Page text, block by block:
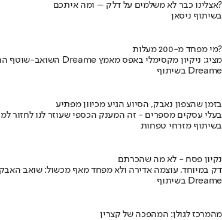
אצלינו כבר לא משלמים על דלק – ומה איתכם?
בשיתוף ניסאן
מי מפחד מ-200 מעלות?
השואב-שוטף החדש של Dreame מציג: ניקיון מקסימלי באפס מאמץ
בשיתוף Dreame
בזמן שהצפון נאבק, הסיוע הגיע מכיוון מפתיע
בעלי עסקים מספרים - זה המענק הכספי שעוזר לנו לחזור
בשיתוף מזרחי טפחות
נקיון פסח - לא מה שהכרתם
דק במיוחד, עוצמה אדירה ולא מפחד מאף מכשול: שואב
בשיתוף Dreame
מהמרכז לגולן: המהפכה של קצרין